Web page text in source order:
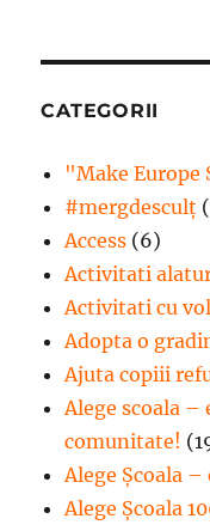
CATEGORII
"Make Europe
#mergdesculţ
Access (6)
Activitati
Activitati cu
Adopta o
Ajuta copiii
Alege scoala
comunitate!
Alege Şcoala
Alege Școala